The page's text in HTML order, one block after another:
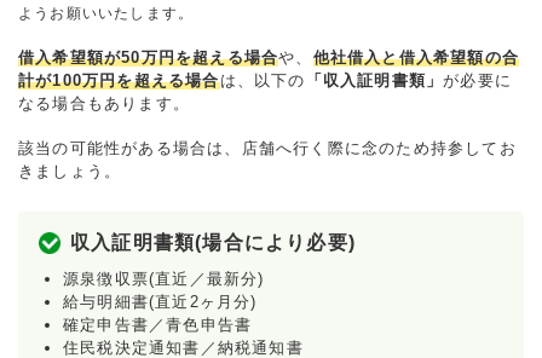
ようお願いいたします。
借入希望額が50万円を超える場合や、 他社借入と借入希望額の合
計が100万円を超える場合は、以下の 「収入証明書類」が必要に
なる場合もあります。
該当の可能性がある場合は、店舗へ行く際に念のため持参してお
きましょう。
収入証明書類(場合により必要)
源泉徴収票(直近／最新分)
給与明細書(直近2ヶ月分)
確定申告書／青色申告書
住民税決定通知書／納税通知書